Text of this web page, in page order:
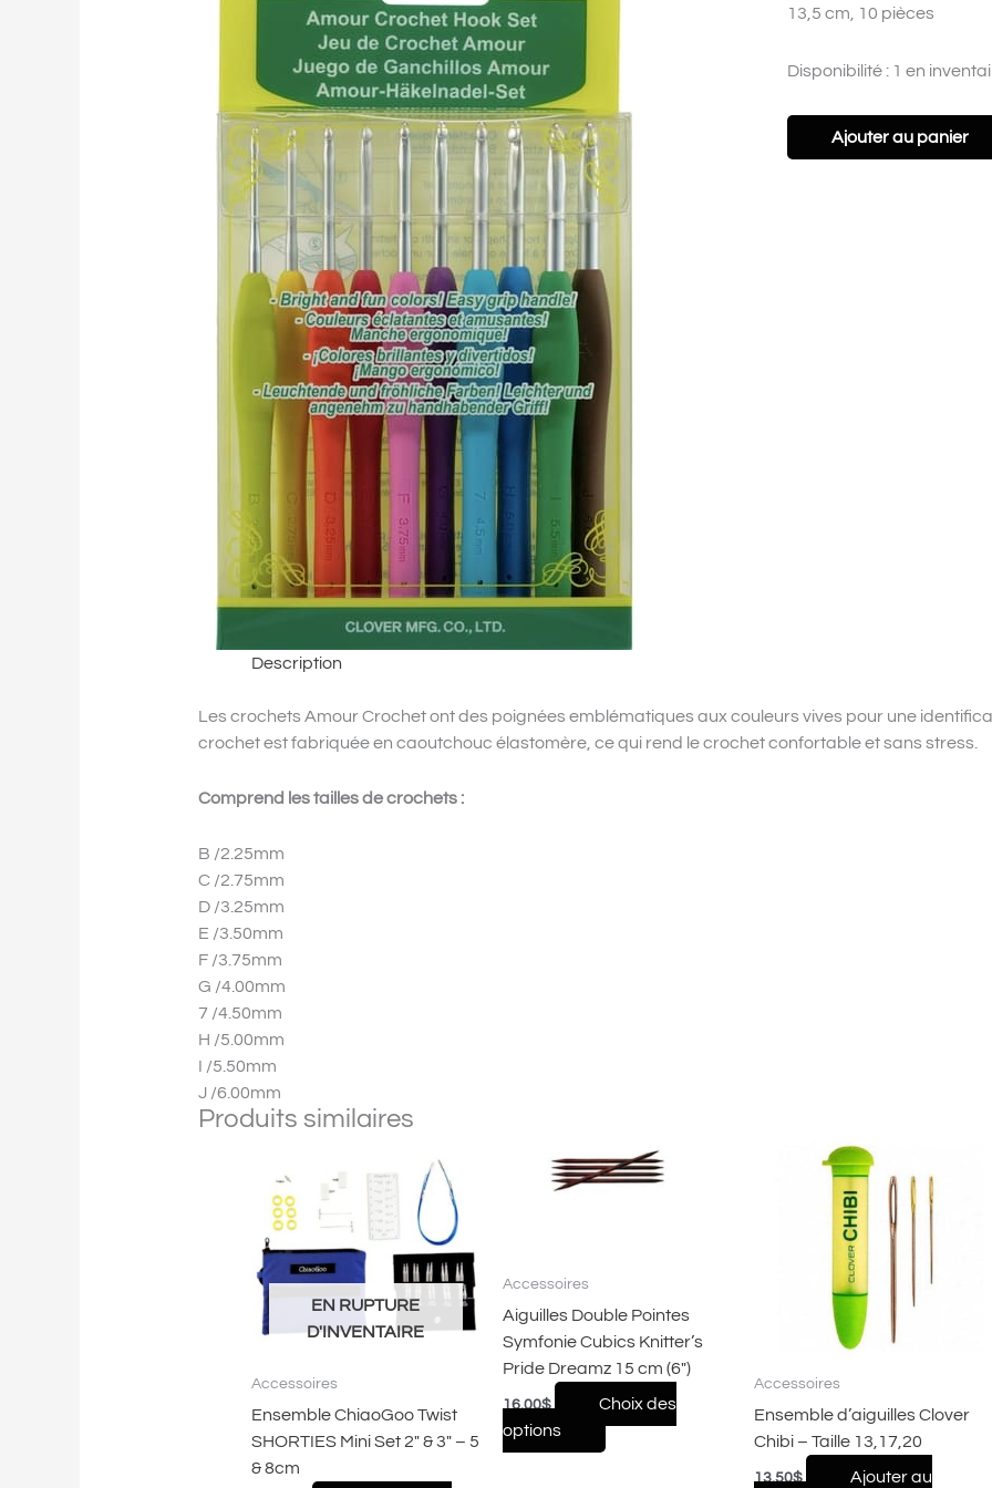
13,5 cm, 10 pièces
Disponibilité : 1 en
Amour
Ajouter au panier
Description
Les crochets Amour Crochet ont des poignées emblématiques aux couleurs vives pour une
crochet est fabriquée en caoutchouc élastomère, ce qui rend le crochet confortable et sans stress.
Comprend les tailles de crochets :
B /2.25mm
C /2.75mm
D /3.25mm
E /3.50mm
F /3.75mm
G /4.00mm
7 /4.50mm
H /5.00mm
I /5.50mm
J /6.00mm
Produits similaires
EN RUPTURE
D'INVENTAIRE
Accessoires
Ensemble ChiaoGoo Twist
SHORTIES Mini Set 2″ & 3″ – 5
& 8cm
Accessoires
Aiguilles Double Pointes
Symfonie Cubics Knitter’s
Pride Dreamz 15 cm (6″)
16.00$
Choix des
options
produit
choisies
sur
Accessoires
Ensemble d’aiguilles Clover
Chibi – Taille 13,17,20
13.50$
Ajouter au